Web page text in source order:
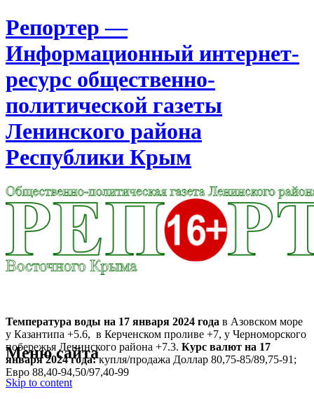
Репортер —
Информационный интернет-
ресурс общественно-
политической газеты
Ленинского района
Республики Крым
Температура воды на 17 января 2024 года в Азовском море
у Казантипа +5.6, в Керченском проливе +7, у Черноморского
побережья Ленинского района +7.3. Курс валют на 17
января 2024 года:купля/продажа Доллар 80,75-85/89,75-91;
Евро 88,40-94,50/97,40-99
Меню сайта
Skip to content